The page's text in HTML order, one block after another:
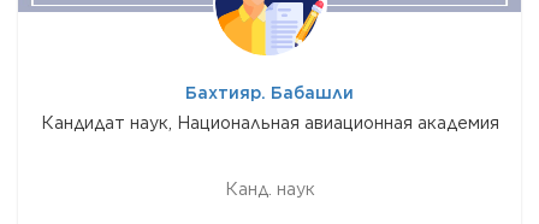
Бахтияр. Бабашли
Кандидат наук, Национальная авиационная академия
Канд. наук